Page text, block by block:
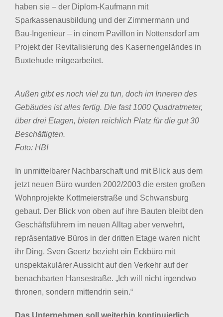
haben sie – der Diplom-Kaufmann mit
Sparkassenausbildung und der Zimmermann und
Bau-Ingenieur – in einem Pavillon in Nottensdorf am
Projekt der Revitalisierung des Kasernengeländes in
Buxtehude mitgearbeitet.
Außen gibt es noch viel zu tun, doch im Inneren des
Gebäudes ist alles fertig. Die fast 1000 Quadratmeter,
über drei Etagen, bieten reichlich Platz für die gut 30
Beschäftigten.
Foto: HBI
In unmittelbarer Nachbarschaft und mit Blick aus dem
jetzt neuen Büro wurden 2002/2003 die ersten großen
Wohnprojekte Kottmeierstraße und Schwansburg
gebaut. Der Blick von oben auf ihre Bauten bleibt den
Geschäftsführern im neuen Alltag aber verwehrt,
repräsentative Büros in der dritten Etage waren nicht
ihr Ding. Sven Geertz bezieht ein Eckbüro mit
unspektakulärer Aussicht auf den Verkehr auf der
benachbarten Hansestraße. „Ich will nicht irgendwo
thronen, sondern mittendrin sein.“
Das Unternehmen soll weiterhin kontinuierlich